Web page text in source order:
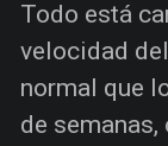
Todo está
velocidad
normal que
de